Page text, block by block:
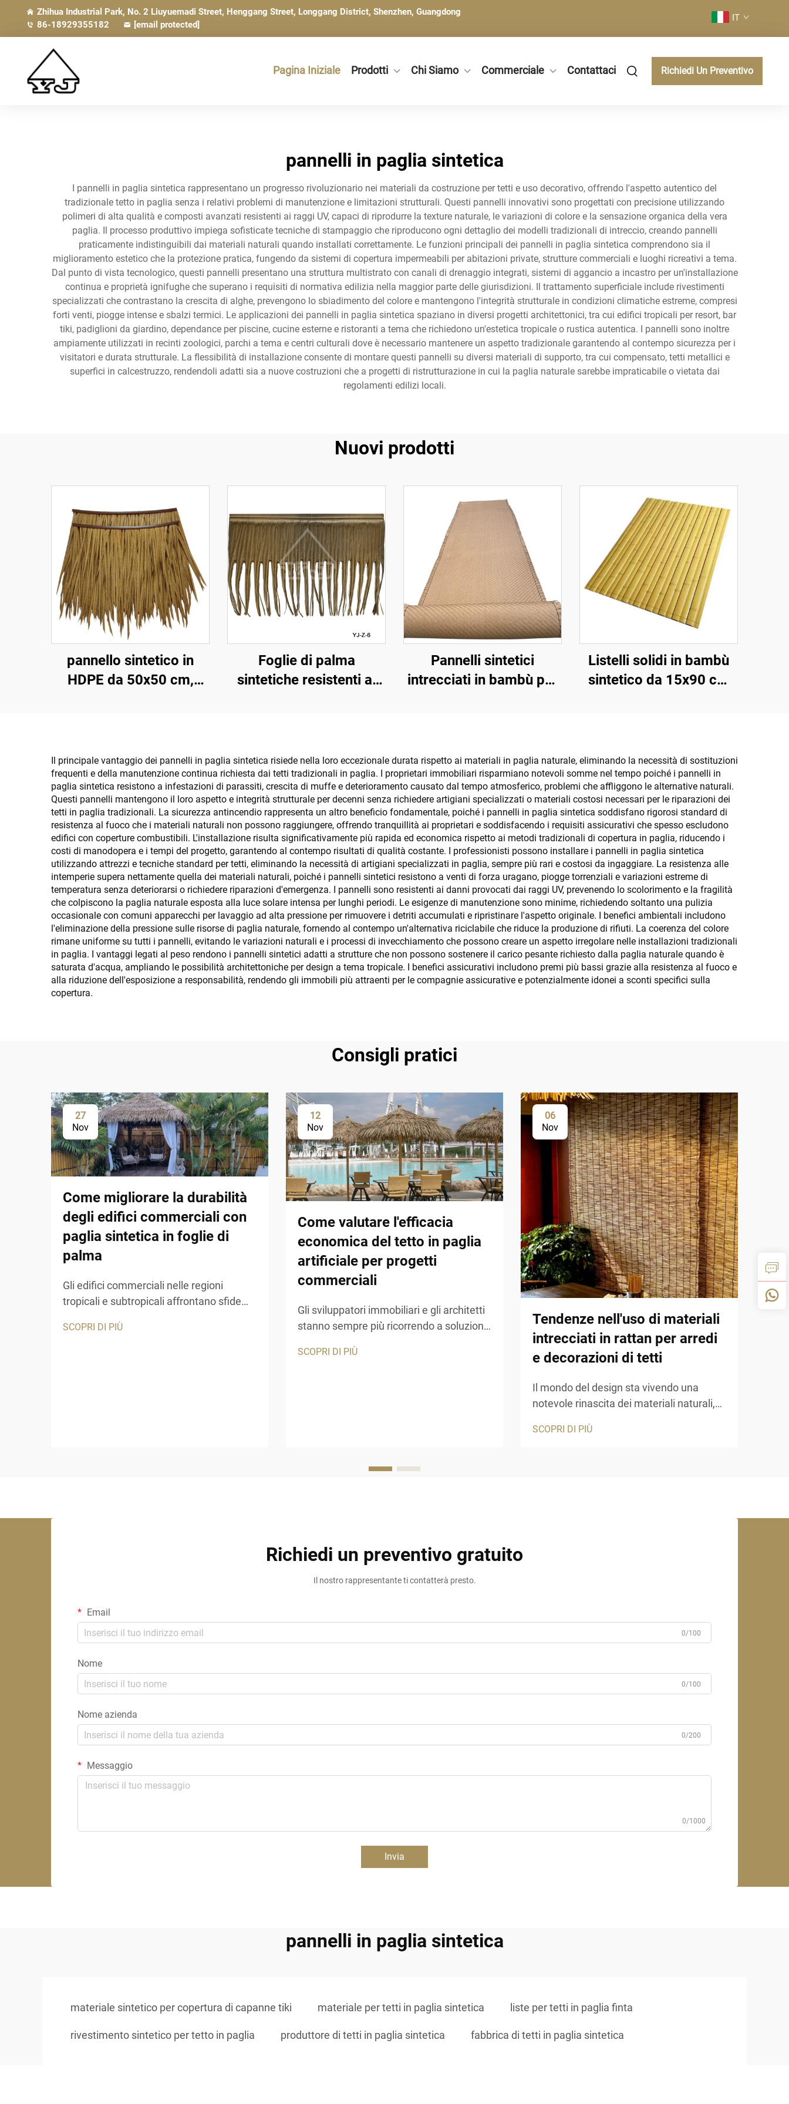
Zhihua Industrial Park, No. 2 Liuyuemadi Street, Henggang Street, Longgang District, Shenzhen, Guangdong
86-18929355182
[email protected]
IT
Pagina Iniziale Prodotti Chi Siamo Commerciale Contattaci Richiedi Un Preventivo
pannelli in paglia sintetica
I pannelli in paglia sintetica rappresentano un progresso rivoluzionario nei materiali da costruzione per tetti e uso decorativo, offrendo l'aspetto autentico del
tradizionale tetto in paglia senza i relativi problemi di manutenzione e limitazioni strutturali. Questi pannelli innovativi sono progettati con precisione utilizzando
polimeri di alta qualità e composti avanzati resistenti ai raggi UV, capaci di riprodurre la texture naturale, le variazioni di colore e la sensazione organica della vera
paglia. Il processo produttivo impiega sofisticate tecniche di stampaggio che riproducono ogni dettaglio dei modelli tradizionali di intreccio, creando pannelli
praticamente indistinguibili dai materiali naturali quando installati correttamente. Le funzioni principali dei pannelli in paglia sintetica comprendono sia il
miglioramento estetico che la protezione pratica, fungendo da sistemi di copertura impermeabili per abitazioni private, strutture commerciali e luoghi ricreativi a tema.
Dal punto di vista tecnologico, questi pannelli presentano una struttura multistrato con canali di drenaggio integrati, sistemi di aggancio a incastro per un'installazione
continua e proprietà ignifughe che superano i requisiti di normativa edilizia nella maggior parte delle giurisdizioni. Il trattamento superficiale include rivestimenti
specializzati che contrastano la crescita di alghe, prevengono lo sbiadimento del colore e mantengono l'integrità strutturale in condizioni climatiche estreme, compresi
forti venti, piogge intense e sbalzi termici. Le applicazioni dei pannelli in paglia sintetica spaziano in diversi progetti architettonici, tra cui edifici tropicali per resort, bar
tiki, padiglioni da giardino, dependance per piscine, cucine esterne e ristoranti a tema che richiedono un'estetica tropicale o rustica autentica. I pannelli sono inoltre
ampiamente utilizzati in recinti zoologici, parchi a tema e centri culturali dove è necessario mantenere un aspetto tradizionale garantendo al contempo sicurezza per i
visitatori e durata strutturale. La flessibilità di installazione consente di montare questi pannelli su diversi materiali di supporto, tra cui compensato, tetti metallici e
superfici in calcestruzzo, rendendoli adatti sia a nuove costruzioni che a progetti di ristrutturazione in cui la paglia naturale sarebbe impraticabile o vietata dai
regolamenti edilizi locali.
Nuovi prodotti
pannello sintetico in
HDPE da 50x50 cm,
Foglie di palma
sintetiche resistenti ai
Pannelli sintetici
intrecciati in bambù per
Listelli solidi in bambù
sintetico da 15x90 cm
Il principale vantaggio dei pannelli in paglia sintetica risiede nella loro eccezionale durata rispetto ai materiali in paglia naturale, eliminando la necessità di sostituzioni
frequenti e della manutenzione continua richiesta dai tetti tradizionali in paglia. I proprietari immobiliari risparmiano notevoli somme nel tempo poiché i pannelli in
paglia sintetica resistono a infestazioni di parassiti, crescita di muffe e deterioramento causato dal tempo atmosferico, problemi che affliggono le alternative naturali.
Questi pannelli mantengono il loro aspetto e integrità strutturale per decenni senza richiedere artigiani specializzati o materiali costosi necessari per le riparazioni dei
tetti in paglia tradizionali. La sicurezza antincendio rappresenta un altro beneficio fondamentale, poiché i pannelli in paglia sintetica soddisfano rigorosi standard di
resistenza al fuoco che i materiali naturali non possono raggiungere, offrendo tranquillità ai proprietari e soddisfacendo i requisiti assicurativi che spesso escludono
edifici con coperture combustibili. L'installazione risulta significativamente più rapida ed economica rispetto ai metodi tradizionali di copertura in paglia, riducendo i
costi di manodopera e i tempi del progetto, garantendo al contempo risultati di qualità costante. I professionisti possono installare i pannelli in paglia sintetica
utilizzando attrezzi e tecniche standard per tetti, eliminando la necessità di artigiani specializzati in paglia, sempre più rari e costosi da ingaggiare. La resistenza alle
intemperie supera nettamente quella dei materiali naturali, poiché i pannelli sintetici resistono a venti di forza uragano, piogge torrenziali e variazioni estreme di
temperatura senza deteriorarsi o richiedere riparazioni d'emergenza. I pannelli sono resistenti ai danni provocati dai raggi UV, prevenendo lo scolorimento e la fragilità
che colpiscono la paglia naturale esposta alla luce solare intensa per lunghi periodi. Le esigenze di manutenzione sono minime, richiedendo soltanto una pulizia
occasionale con comuni apparecchi per lavaggio ad alta pressione per rimuovere i detriti accumulati e ripristinare l'aspetto originale. I benefici ambientali includono
l'eliminazione della pressione sulle risorse di paglia naturale, fornendo al contempo un'alternativa riciclabile che riduce la produzione di rifiuti. La coerenza del colore
rimane uniforme su tutti i pannelli, evitando le variazioni naturali e i processi di invecchiamento che possono creare un aspetto irregolare nelle installazioni tradizionali
in paglia. I vantaggi legati al peso rendono i pannelli sintetici adatti a strutture che non possono sostenere il carico pesante richiesto dalla paglia naturale quando è
saturata d'acqua, ampliando le possibilità architettoniche per design a tema tropicale. I benefici assicurativi includono premi più bassi grazie alla resistenza al fuoco e
alla riduzione dell'esposizione a responsabilità, rendendo gli immobili più attraenti per le compagnie assicurative e potenzialmente idonei a sconti specifici sulla
copertura.
Consigli pratici
27
Nov
Come migliorare la durabilità
degli edifici commerciali con
paglia sintetica in foglie di
palma
Gli edifici commerciali nelle regioni
tropicali e subtropicali affrontano sfide
garantendo una lunga durata. I materiali
SCOPRI DI PIÙ
12
Nov
Come valutare l'efficacia
economica del tetto in paglia
artificiale per progetti
commerciali
Gli sviluppatori immobiliari e gli architetti
stanno sempre più ricorrendo a soluzioni
attrattiva estetica e durata nel tempo. Il
SCOPRI DI PIÙ
06
Nov
Tendenze nell'uso di materiali
intrecciati in rattan per arredi
e decorazioni di tetti
Il mondo del design sta vivendo una
notevole rinascita dei materiali naturali,
affermano come una forza dominante
SCOPRI DI PIÙ
Richiedi un preventivo gratuito
Il nostro rappresentante ti contatterà presto.
Email
0/100
Nome
0/100
Nome azienda
0/200
Messaggio
0/1000
Invia
pannelli in paglia sintetica
materiale sintetico per copertura di capanne tiki materiale per tetti in paglia sintetica liste per tetti in paglia finta
rivestimento sintetico per tetto in paglia produttore di tetti in paglia sintetica fabbrica di tetti in paglia sintetica